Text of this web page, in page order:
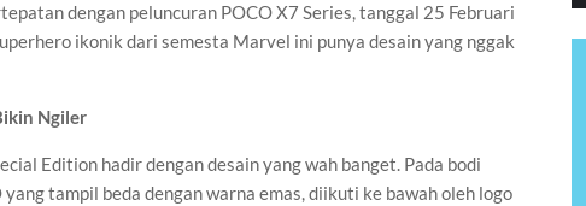
dengan peluncuran POCO X7 Series, tanggal 25 Februari
ikonik dari semesta Marvel ini punya desain yang nggak
Ngiler
Edition hadir dengan desain yang wah banget. Pada bodi
tampil beda dengan warna emas, diikuti ke bawah oleh logo